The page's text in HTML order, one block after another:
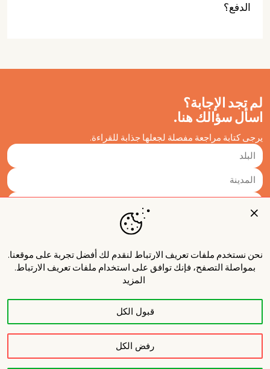
الدفع؟
لم تجد الإجابة؟
اسأل سؤالك هنا.
يرجى كتابة مراجعة مفصلة لجعلها جذابة للقراءة.
نشر
نحن نستخدم ملفات تعريف الارتباط لنقدم لك أفضل تجربة على موقعنا.
بمواصلة التصفح، فإنك توافق على استخدام ملفات تعريف الارتباط.
المزيد
قبول الكل
رفض الكل